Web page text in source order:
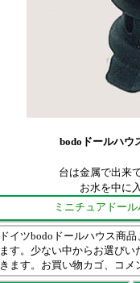
bodoドールハ
台は金属で出来
お水を中に
ミニチュアドー
ドイツbodoドールハウス商
ます。少ない中からお選び
きます。お買い物カゴ、コメ